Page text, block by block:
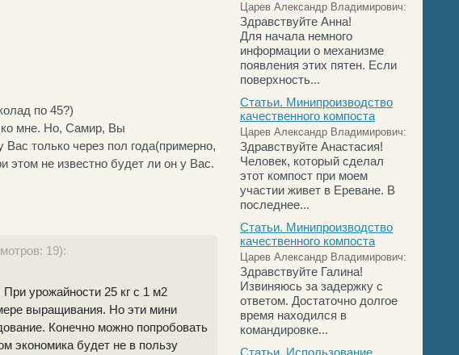
по 45?)
ко мне. Но, Самир, Вы
Вас только через пол года(примерно,
этом не известно будет ли он у Вас.
19):
урожайности 25 кг с 1 м2
выращивания. Но эти мини
Конечно можно попробовать
экономика будет не в пользу
Царев Александр Владимирович:
Здравствуйте Анна!
Для начала немного
информации о механизме
появления этих пятен. Если
поверхность...
Статьи. Минипроизводство
качественного компоста
Царев Александр Владимирович:
Здравствуйте Анастасия!
Человек, который сделал
этот компост при моем
участии живет в Ереване. В
последнее...
Статьи. Минипроизводство
качественного компоста
Царев Александр Владимирович:
Здравствуйте Галина!
Извиняюсь за задержку с
ответом. Достаточно долгое
время находился в
командировке...
Статьи. Использование